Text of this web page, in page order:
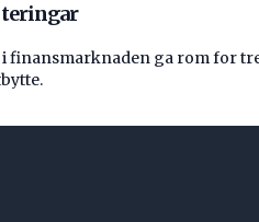
i finansmarknaden ga rom for